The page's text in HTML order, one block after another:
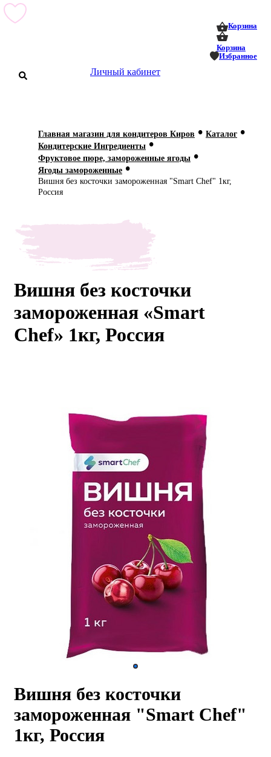
Корзина
Корзина
Избранное
Личный кабинет
Мастер-
Главная магазин для кондитеров Киров • Каталог •
Кондитерские Ингредиенты •
Фруктовое пюре, замороженные ягоды •
Ягоды замороженные •
Вишня без косточки замороженная "Smart Chef" 1кг,
Россия
Вишня без косточки
замороженная «Smart
Chef» 1кг, Россия
Вишня без косточки
замороженная "Smart Chef"
1кг, Россия